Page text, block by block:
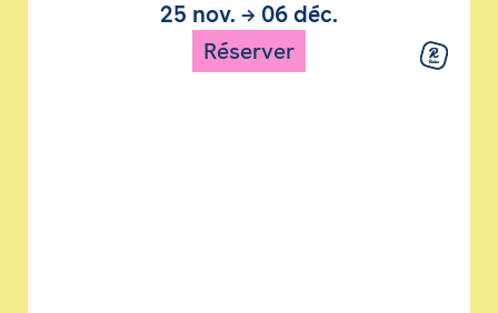
25 nov. → 06 déc.
Réserver